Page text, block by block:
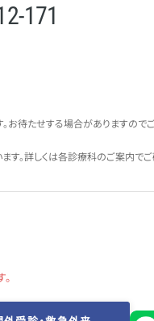
171
お待たせする場合がありますので
す。詳しくは各診療科のご案内で